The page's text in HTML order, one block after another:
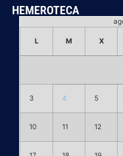
HEMEROTECA
L M X
3 4 5
10 11 12